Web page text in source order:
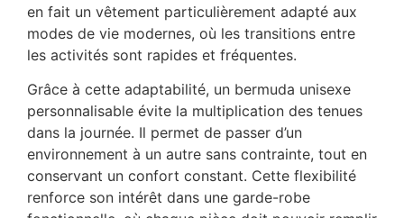
en fait un vêtement particulièrement adapté aux
modes de vie modernes, où les transitions entre
les activités sont rapides et fréquentes.
Grâce à cette adaptabilité, un bermuda unisexe
personnalisable évite la multiplication des tenues
dans la journée. Il permet de passer d’un
environnement à un autre sans contrainte, tout en
conservant un confort constant. Cette flexibilité
renforce son intérêt dans une garde-robe